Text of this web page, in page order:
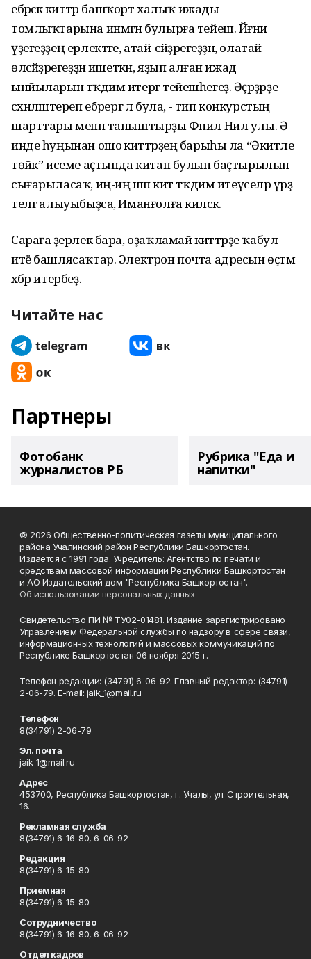
ебәрәсәк әкиәттәр башҡорт халыҡ ижады
томлыҡтарына инмәгән булырға тейеш. Йәғни
үҙегеҙҙең ерлектәге, атай-әсәйҙәрегеҙҙән, олатай-
өләсәйҙәрегеҙҙән ишеткән, яҙып алған ижад
ынйыларын тәҡдим итергә тейешһегеҙ. Әҫәрҙәрҙе
сәхнәләштереп ебәрергә лә була, - тип конкурстың
шарттары менән таныштырҙы Фәнил Нил улы. Ә
инде һуңынан ошо әкиәттәрҙең барыһы ла “Әкиәтле
төйәк” исеме аҫтында китап булып баҫтырылып
сығарыласаҡ, иң-иң шәп әкиәт тәҡдим итеүселәр үрҙә
телгә алыуыбыҙса, Иманғолға киләсәк.
Сараға әҙерлек бара, оҙаҡламай әкиәттәрҙе ҡабул
итё башлясаҡтар. Электрон почта адресын өҫтәмә
хәбәр итербеҙ.
Читайте нас
Партнеры
Фотобанк
журналистов РБ
Рубрика "Еда и
напитки"
© 2026 Общественно-политическая газеты муниципального
района Учалинский район Республики Башкортостан.
Издается с 1991 года. Учредитель: Агентство по печати и
средствам массовой информации Республики Башкортостан
и АО Издательский дом "Республика Башкортостан".
Об использовании персональных данных
Свидетельство ПИ № ТУ02-01481. Издание зарегистрировано
Управлением Федеральной службы по надзору в сфере связи,
информационных технологий и массовых коммуникаций по
Республике Башкортостан 06 ноября 2015 г.
Телефон редакции: (34791) 6-06-92. Главный редактор: (34791)
2-06-79. Е-mаil: jaik_1@mail.ru
Телефон
8(34791) 2-06-79
Эл. почта
jaik_1@mail.ru
Адрес
453700, Республика Башкортостан, г. Учалы, ул. Строительная,
16.
Рекламная служба
8(34791) 6-16-80, 6-06-92
Редакция
8(34791) 6-15-80
Приемная
8(34791) 6-15-80
Сотрудничество
8(34791) 6-16-80, 6-06-92
Отдел кадров